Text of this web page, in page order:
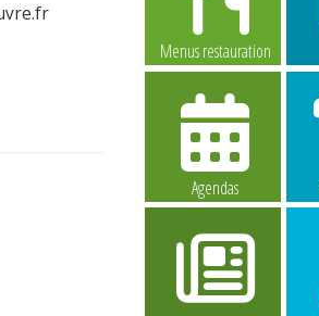
Menus restauration
Agendas